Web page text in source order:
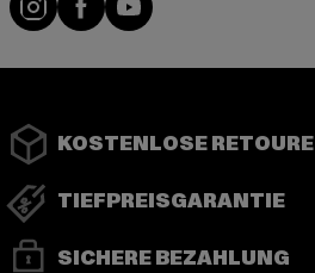
KOSTENLOSE RETOURE
TIEFPREISGARANTIE
SICHERE BEZAHLUNG